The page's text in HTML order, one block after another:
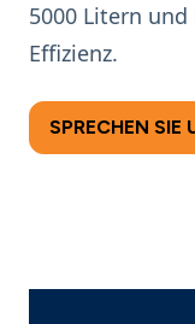
5000 Litern
Effizienz.
SPRECHEN SIE